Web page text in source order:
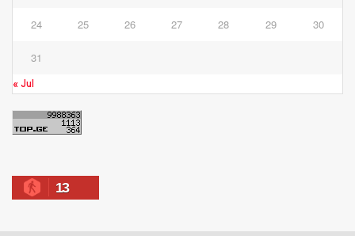
24 25 26 27 28 29 30
31
« Jul
13